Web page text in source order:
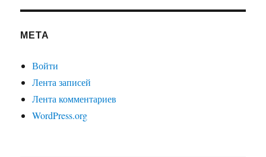
МЕТА
Войти
Лента записей
Лента комментариев
WordPress.org